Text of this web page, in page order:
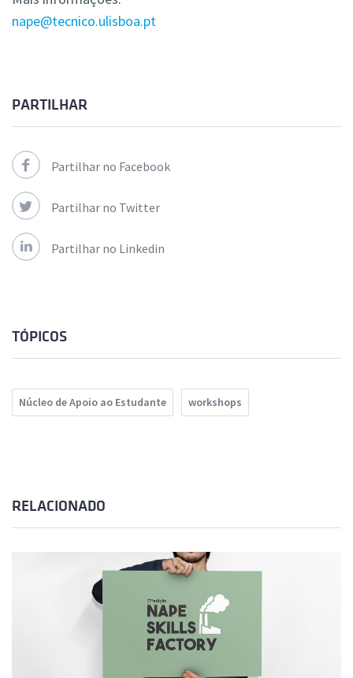
nape@tecnico.ulisboa.pt
PARTILHAR
Partilhar no Facebook
Partilhar no Twitter
Partilhar no Linkedin
TÓPICOS
Núcleo de Apoio ao Estudante workshops
RELACIONADO